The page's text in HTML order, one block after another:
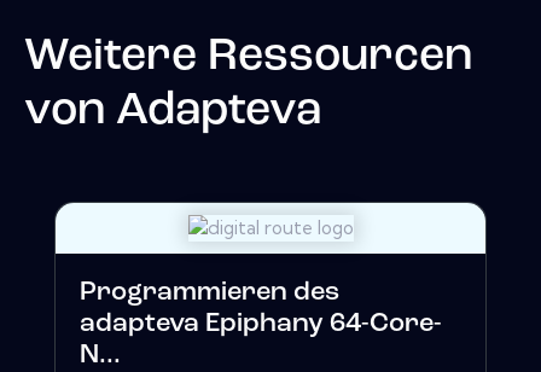
Weitere Ressourcen
von Adapteva
Programmieren des
adapteva Epiphany 64-Core-
N...